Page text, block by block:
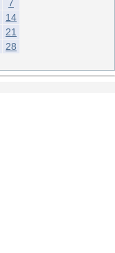
7
14
21
28